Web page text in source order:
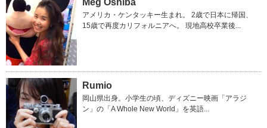
Meg Oshiba
アメリカ・ケンタッキー生まれ。 2歳で日本に帰国、
15歳で再度カリフォルニアへ。 現地高校卒業後...
Rumio
岡山県出身。小学生の頃、ディズニー映画「アラジ
ン」の「A Whole New World」を英語...